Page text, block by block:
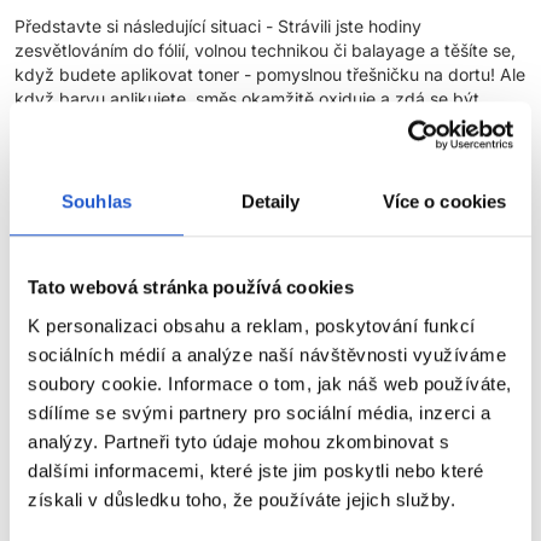
Souhlas Detaily Více o cookies
Tato webová stránka používá cookies
K personalizaci obsahu a reklam, poskytování funkcí
sociálních médií a analýze naší návštěvnosti využíváme
soubory cookie. Informace o tom, jak náš web používáte,
sdílíme se svými partnery pro sociální média, inzerci a
analýzy. Partneři tyto údaje mohou zkombinovat s
dalšími informacemi, které jste jim poskytli nebo které
získali v důsledku toho, že používáte jejich služby.
Představte si následující situaci - Strávili jste hodiny
zesvětlováním do fólií, volnou technikou či balayage a těšíte se,
když budete aplikovat toner - pomyslnou třešničku na dortu! Ale
když barvu aplikujete, směs okamžitě oxiduje a zdá se být
mnohem tmavší. Zpanikaříte a toner opláchnete .... příliš brzy.
Výsledek je nedostatečné tónování a krátká výdrž barvy.
Co takhle hodit všechny tyto stresy za hlavu a začít používat
Průlomová inovace z laboratoří L'Oréal pro nejpředvídatelnější
výsledky:
Tři klíčové vlastnosti speciálně určené pro zesvětlené vlasy:
Viditelný průběh oxidace- Toner během oxidace tmavne
postupně, takže víte naprosto přesně, kdy vlasy
opláchnout.
ZOBRAZIT VÍCE